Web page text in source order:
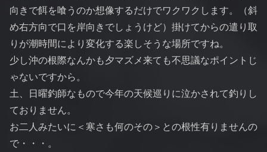
向きで餌を喰うのか想像するだけでワクワクします。（斜
め右方向で口を岸向きでしょうけど）掛けてからの遣り取
りが潮時間により変化する楽しそうな場所ですね。
少し沖の根際なんかも夕マズメ来ても不思議なポイントじ
ゃないですから。
土、日曜釣師なもので今年の天候巡りに泣かされて釣りし
ておりません。
お二人みたいに＜寒さも何のその＞との根性有りませんの
で・・・。